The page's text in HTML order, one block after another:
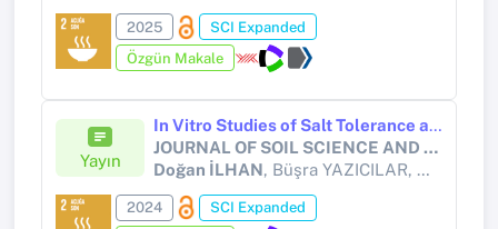
2025
SCI Expanded
Özgün Makale
Yayın
In Vitro Studies of Salt Tolerance at the Physiological and Molecular Levels in Two Cultivars of Emmer Wheat (Triticum dicoccum Schrank ex Schübl)
JOURNAL OF SOIL SCIENCE AND PLANT NUTRITION
Doğan İLHAN, Büşra YAZICILAR, Merve ŞİMŞEK, Ökkeş ATICI, İsmail BEZİRĞANOĞLU
2024
SCI Expanded